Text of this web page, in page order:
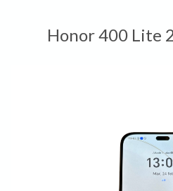
Honor 400 Lite